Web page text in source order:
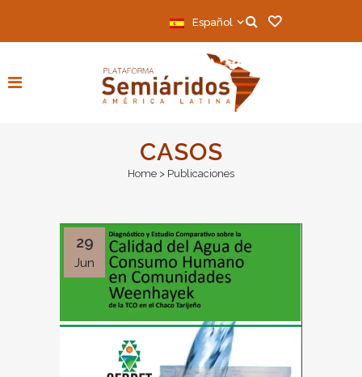
Español
CASOS
Home > Publicaciones
29
Jun